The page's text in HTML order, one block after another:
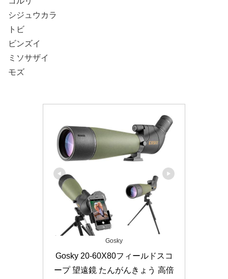
シジュウカラ
トビ
ビンズイ
ミソサザイ
モズ
Gosky
Gosky 20-60X80フィールドスコ
ープ 望遠鏡 たんがんきょう 高倍